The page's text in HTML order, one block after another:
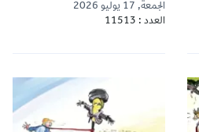
الجمعة, 17 يوليو 2026
العدد : 11513